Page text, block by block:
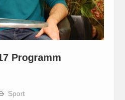
Programm
Sport